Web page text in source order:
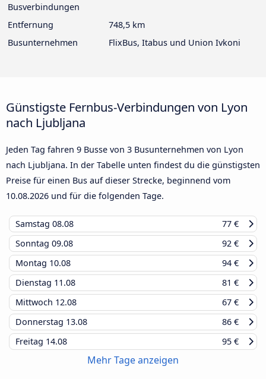
Busverbindungen
Entfernung
748,5 km
Busunternehmen
FlixBus, Itabus und Union Ivkoni
Günstigste Fernbus-Verbindungen von Lyon
nach Ljubljana
Jeden Tag fahren 9 Busse von 3 Busunternehmen von Lyon
nach Ljubljana. In der Tabelle unten findest du die günstigsten
Preise für einen Bus auf dieser Strecke, beginnend vom
10.08.2026 und für die folgenden Tage.
Samstag 08.08
77 €
Sonntag 09.08
92 €
Montag 10.08
94 €
Dienstag 11.08
81 €
Mittwoch 12.08
67 €
Donnerstag 13.08
86 €
Freitag 14.08 95 €
Mehr Tage anzeigen